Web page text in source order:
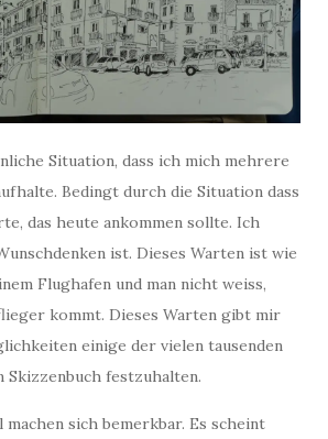
Situation, dass ich mich mehrere
Bedingt durch die Situation dass
das heute ankommen sollte. Ich
ist. Dieses Warten ist wie
Flughafen und man nicht weiss,
kommt. Dieses Warten gibt mir
einige der vielen tausenden
Skizzenbuch festzuhalten.
sich bemerkbar. Es scheint